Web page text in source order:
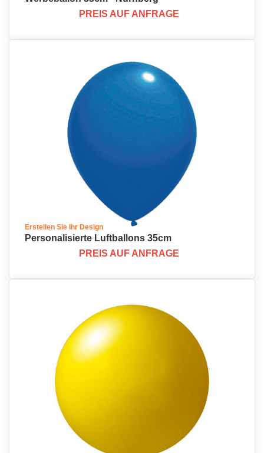
PREIS AUF ANFRAGE
Erstellen Sie Ihr Design
Personalisierte Luftballons 35cm
PREIS AUF ANFRAGE